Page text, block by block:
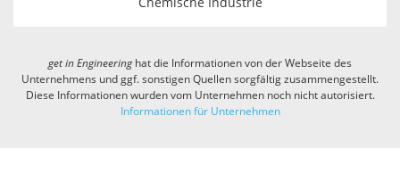
get in Engineeringhat die Informationen von der Webseite des
Unternehmens und ggf. sonstigen Quellen sorgfältig zusammengestellt.
Diese Informationen wurden vom Unternehmen noch nicht autorisiert.
Informationen für Unternehmen